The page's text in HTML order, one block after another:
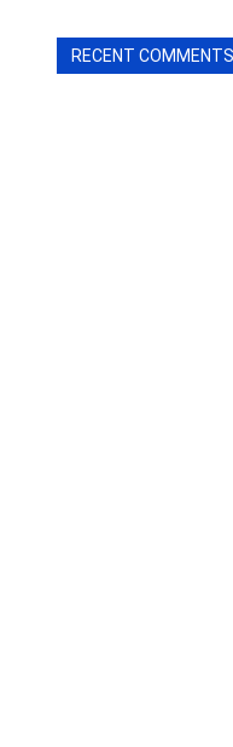
RECENT COMMENTS